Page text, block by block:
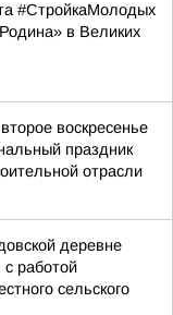
#СтройкаМолодых
в Великих
воскресенье
праздник
отрасли
деревне
работой
сельского